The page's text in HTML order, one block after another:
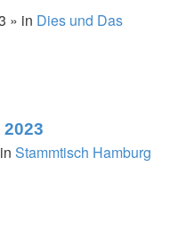
» in Dies und Das
Stammtisch Hamburg